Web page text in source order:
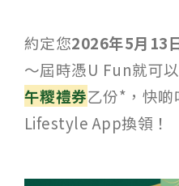
約定您2026年5月13
～屆時憑U Fun就可
午糭禮券乙份*，快啲
Lifestyle App換領！